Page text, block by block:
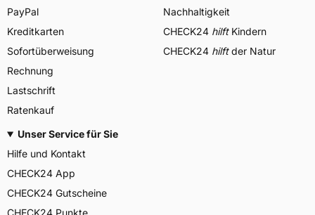
PayPal
Kreditkarten
Sofortüberweisung
Rechnung
Lastschrift
Ratenkauf
Nachhaltigkeit
CHECK24 hilftKindern
CHECK24 hilftder Natur
Unser Service für Sie
Hilfe und Kontakt
CHECK24 App
CHECK24 Gutscheine
CHECK24 Punkte